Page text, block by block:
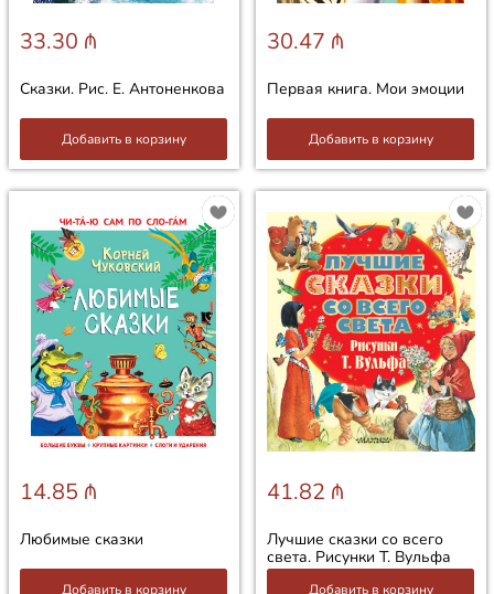
33.30 ₼
Сказки. Рис. Е. Антоненкова
Добавить в корзину
30.47 ₼
Первая книга. Мои эмоции
Добавить в корзину
14.85 ₼
Любимые сказки
Добавить в корзину
41.82 ₼
Лучшие сказки со всего
света. Рисунки Т. Вульфа
Добавить в корзину